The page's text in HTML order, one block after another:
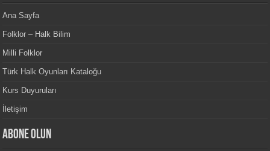
Ana Sayfa
Folklor – Halk Bilim
Milli Folklor
Türk Halk Oyunları Kataloğu
Kurs Duyuruları
İletişim
Abone Olun